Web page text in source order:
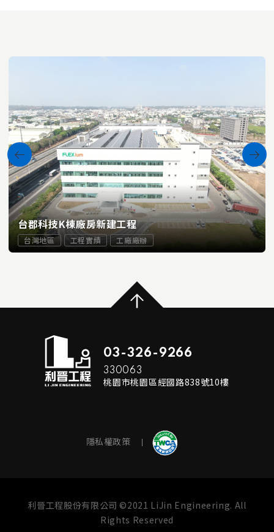
台郡科技K棟廠房新建工程
台灣地區 工程實績 工廠廠辦
03-326-9266
330063
桃園市桃園區經國路838號10樓
隱私權政策
利晉工程股份有限公司 ©2021 LiJin Engineering. All
Rights Reserved